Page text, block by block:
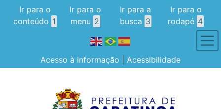
Ir para o
conteúdo 1
Ir para o
menu 2
Ir para a
busca 3
Ir para o
rodapé 4
Acesso à informação Acessibilidade